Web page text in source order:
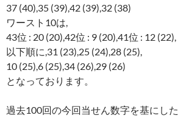
37 (40),35 (39),42 (39),32 (38)
ワースト10は,
43位 : 20 (20),42位 : 9 (20),41位 : 12 (22),
以下順に,31 (23),25 (24),28 (25),
10 (25),6 (25),34 (26),29 (26)
となっております。
過去100回の今回当せん数字を基にした